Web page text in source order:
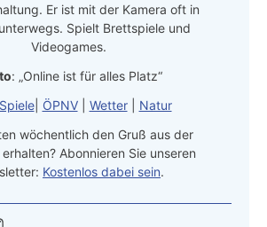
Er ist mit der Kamera oft in
Spielt Brettspiele und
Videogames.
: „Online ist für alles Platz“
Spiele| ÖPNV| Wetter| Natur
wöchentlich den Gruß aus der
Abonnieren Sie unseren
Kostenlos dabei sein.